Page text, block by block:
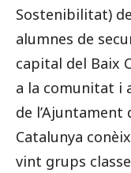
Sostenibilitat)
alumnes de
capital del Baix
a la comunitat i
de l’Ajuntament
Catalunya
vint grups